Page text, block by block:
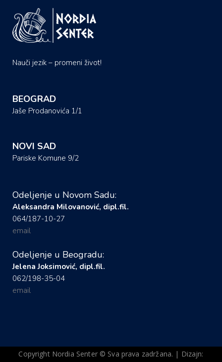
Nauči jezik – promeni život!
BEOGRAD
Jaše Prodanovića 1/1
NOVI SAD
Pariske Komune 9/2
Odeljenje u Novom Sadu:
Aleksandra Milovanović, dipl.fil.
064/187-10-27
email
Odeljenje u Beogradu:
Jelena Joksimović, dipl.fil.
062/198-35-04
email
Copyright Nordia Senter © Sva prava zadržana. | Dizajn: